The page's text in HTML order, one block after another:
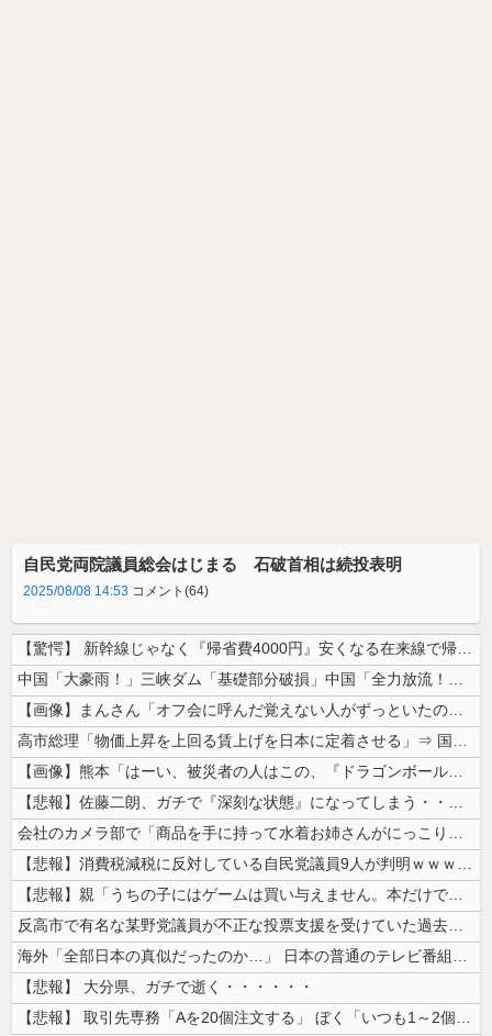
自民党両院議員総会はじまる 石破首相は続投表明
2025/08/08 14:53 コメント(64)
【驚愕】 新幹線じゃなく『帰省費4000円』安くなる在来線で帰省した結...
中国「大豪雨！」三峡ダム「基礎部分破損」中国「全力放流！」台風13号「...
【画像】まんさん「オフ会に呼んだ覚えない人がずっといたので晒すわ」（パ...
高市総理「物価上昇を上回る賃上げを日本に定着させる」⇒ 国家公務員月...
【画像】熊本「はーい、被災者の人はこの、『ドラゴンボールの家』みたいな...
【悲報】佐藤二朗、ガチで『深刻な状態』になってしまう・・・・
会社のカメラ部で「商品を手に持って水着お姉さんがにっこり」を撮影、だが...
【悲報】消費税減税に反対している自民党議員9人が判明ｗｗｗｗｗｗ
【悲報】親「うちの子にはゲームは買い与えません。本だけで十分」→結果ｗ...
反高市で有名な某野党議員が不正な投票支援を受けていた過去が発掘、「説明...
海外「全部日本の真似だったのか…」 日本の普通のテレビ番組が最新SNS...
【悲報】 大分県、ガチで逝く・・・・・・
【悲報】 取引先専務「Aを20個注文する」 ぼく「いつも1～2個しか使...